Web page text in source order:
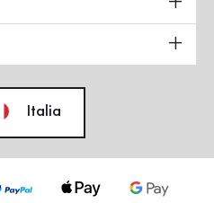
Italia